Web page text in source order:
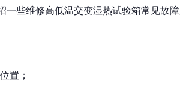
些维修高低温交变湿热试验箱常见故障
置；